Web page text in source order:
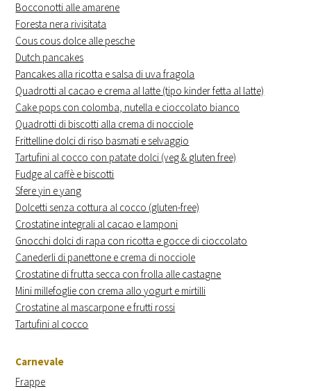
Bocconotti alle amarene
Foresta nera rivisitata
Cous cous dolce alle pesche
Dutch pancakes
Pancakes alla ricotta e salsa di uva fragola
Quadrotti al cacao e crema al latte (tipo kinder fetta al latte)
Cake pops con colomba, nutella e cioccolato bianco
Quadrotti di biscotti alla crema di nocciole
Frittelline dolci di riso basmati e selvaggio
Tartufini al cocco con patate dolci (veg & gluten free)
Fudge al caffè e biscotti
Sfere yin e yang
Dolcetti senza cottura al cocco (gluten-free)
Crostatine integrali al cacao e lamponi
Gnocchi dolci di rapa con ricotta e gocce di cioccolato
Canederli di panettone e crema di nocciole
Crostatine di frutta secca con frolla alle castagne
Mini millefoglie con crema allo yogurt e mirtilli
Crostatine al mascarpone e frutti rossi
Tartufini al cocco
Carnevale
Frappe